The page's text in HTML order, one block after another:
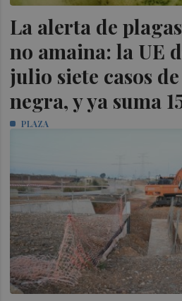
La alerta de
no amaina: la UE
julio siete casos
negra, y ya suma
PLAZA